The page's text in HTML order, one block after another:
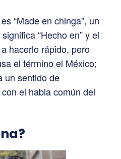
“Made en chinga”, un
“Hecho en” y el
hacerlo rápido, pero
el término el México;
un sentido de
el habla común del